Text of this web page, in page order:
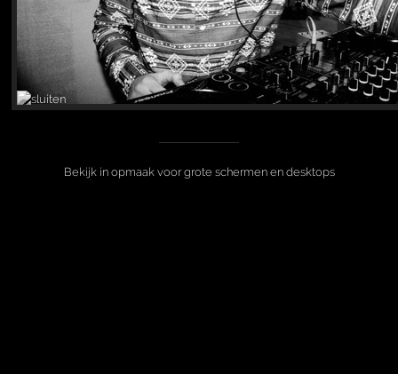
Bekijk in opmaak voor grote schermen en desktops